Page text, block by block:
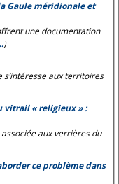
Gaule méridionale et
une documentation
)
s’intéresse aux territoires
vitrail « religieux » :
aux verrières du
ce problème dans